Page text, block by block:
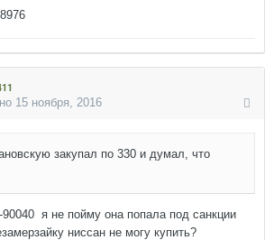
15 ноября, 2016
закупал по 330 и думал, что
я не пойму она попала под санкции
ниссан не могу купить?